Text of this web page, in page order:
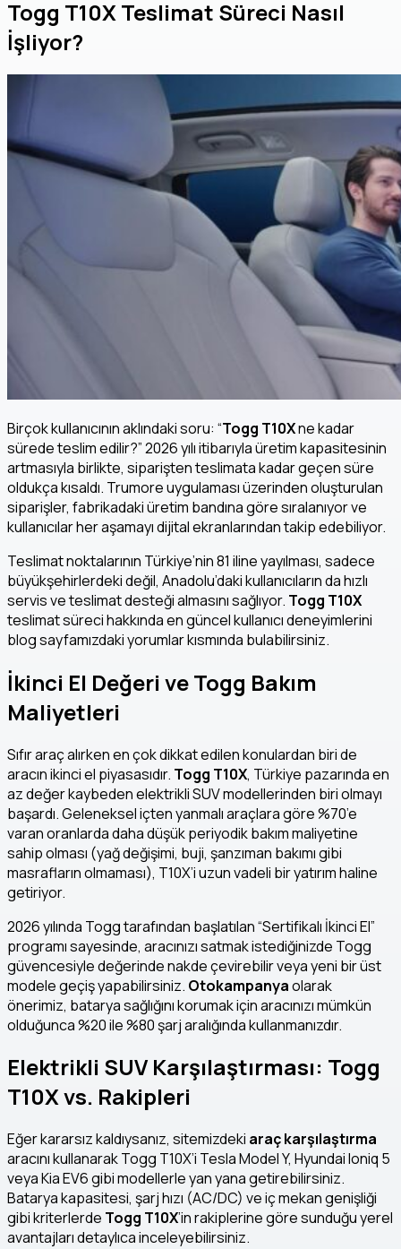
Togg T10X Teslimat Süreci Nasıl
İşliyor?
Birçok kullanıcının aklındaki soru: “Togg T10Xne kadar
sürede teslim edilir?” 2026 yılı itibarıyla üretim kapasitesinin
artmasıyla birlikte, siparişten teslimata kadar geçen süre
oldukça kısaldı. Trumore uygulaması üzerinden oluşturulan
siparişler, fabrikadaki üretim bandına göre sıralanıyor ve
kullanıcılar her aşamayı dijital ekranlarından takip edebiliyor.
Teslimat noktalarının Türkiye’nin 81 iline yayılması, sadece
büyükşehirlerdeki değil, Anadolu’daki kullanıcıların da hızlı
servis ve teslimat desteği almasını sağlıyor. Togg T10X
teslimat süreci hakkında en güncel kullanıcı deneyimlerini
blog sayfamızdaki yorumlar kısmında bulabilirsiniz.
İkinci El Değeri ve Togg Bakım
Maliyetleri
Sıfır araç alırken en çok dikkat edilen konulardan biri de
aracın ikinci el piyasasıdır. Togg T10X, Türkiye pazarında en
az değer kaybeden elektrikli SUV modellerinden biri olmayı
başardı. Geleneksel içten yanmalı araçlara göre %70’e
varan oranlarda daha düşük periyodik bakım maliyetine
sahip olması (yağ değişimi, buji, şanzıman bakımı gibi
masrafların olmaması), T10X’i uzun vadeli bir yatırım haline
getiriyor.
2026 yılında Togg tarafından başlatılan “Sertifikalı İkinci El”
programı sayesinde, aracınızı satmak istediğinizde Togg
güvencesiyle değerinde nakde çevirebilir veya yeni bir üst
modele geçiş yapabilirsiniz. Otokampanyaolarak
önerimiz, batarya sağlığını korumak için aracınızı mümkün
olduğunca %20 ile %80 şarj aralığında kullanmanızdır.
Elektrikli SUV Karşılaştırması: Togg
T10X vs. Rakipleri
Eğer kararsız kaldıysanız, sitemizdeki araç karşılaştırma
aracını kullanarak Togg T10X’i Tesla Model Y, Hyundai Ioniq 5
veya Kia EV6 gibi modellerle yan yana getirebilirsiniz.
Batarya kapasitesi, şarj hızı (AC/DC) ve iç mekan genişliği
gibi kriterlerde Togg T10X’in rakiplerine göre sunduğu yerel
avantajları detaylıca inceleyebilirsiniz.